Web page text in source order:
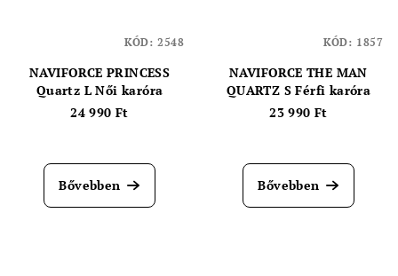
NAVIFORCE PRINCESS
Quartz L Női karóra
24 990 Ft
Bővebben
KÓD: 2548
NAVIFORCE THE MAN
QUARTZ S Férfi karóra
23 990 Ft
Bővebben
KÓD: 1857